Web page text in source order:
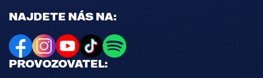
NAJDETE NÁS NA:
PROVOZOVATEL: